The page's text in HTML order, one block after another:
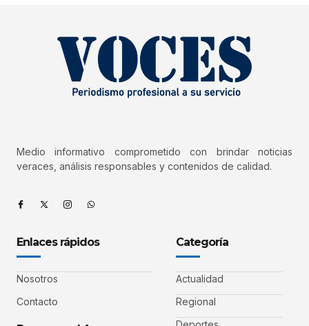
Medio informativo comprometido con brindar noticias
veraces, análisis responsables y contenidos de calidad.
Enlaces rápidos
Nosotros
Contacto
Categoría
Actualidad
Regional